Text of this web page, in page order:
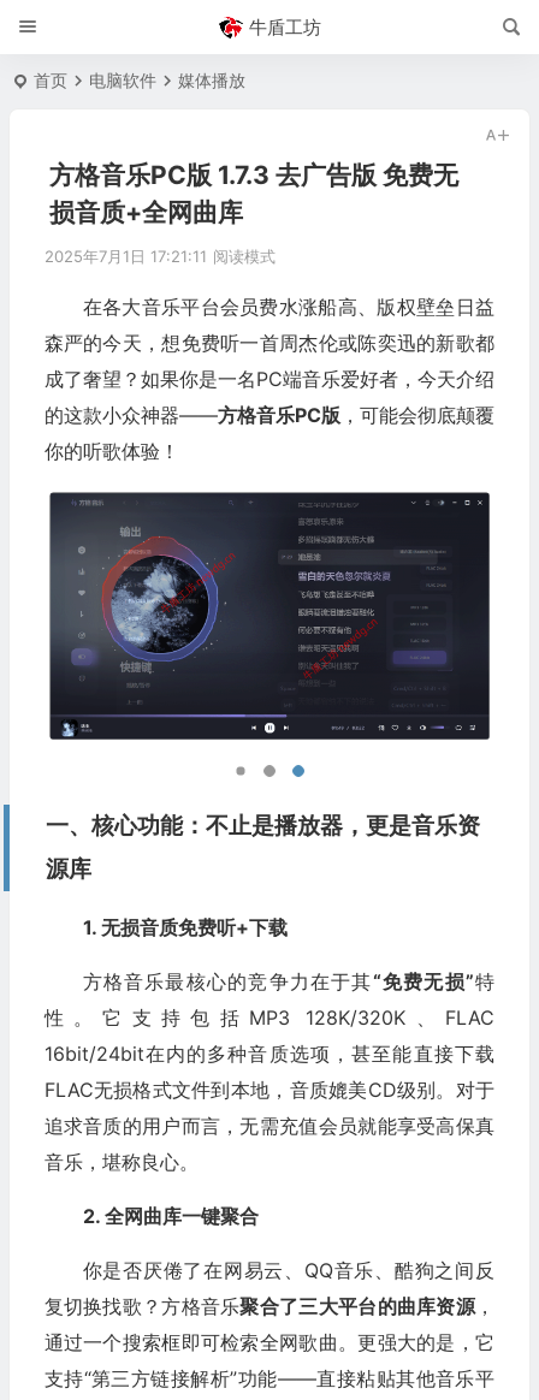
牛盾工坊
首页 电脑软件 媒体播放
方格音乐PC版 1.7.3 去广告版 免费无
损音质+全网曲库
2025年7月1日 17:21:11 阅读模式
在各大音乐平台会员费水涨船高、版权壁垒日益
森严的今天，想免费听一首周杰伦或陈奕迅的新歌都
成了奢望？如果你是一名PC端音乐爱好者，今天介绍
的这款小众神器——方格音乐PC版 ，可能会彻底颠覆
你的听歌体验！
一、核心功能：不止是播放器，更是音乐资
源库
1. 无损音质免费听+下载
方格音乐最核心的竞争力在于其“免费无损”特
性。它支持包括MP3 128K/320K、FLAC
16bit/24bit在内的多种音质选项，甚至能直接下载
FLAC无损格式文件到本地，音质媲美CD级别。对于
追求音质的用户而言，无需充值会员就能享受高保真
音乐，堪称良心。
2. 全网曲库一键聚合
你是否厌倦了在网易云、QQ音乐、酷狗之间反
复切换找歌？方格音乐聚合了三大平台的曲库资源，
通过一个搜索框即可检索全网歌曲。更强大的是，它
支持“第三方链接解析”功能——直接粘贴其他音乐平